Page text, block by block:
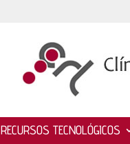
RECURSOS TECNOLÓGICOS